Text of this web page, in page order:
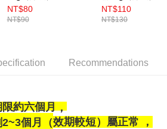
NT$80
NT$90
NT$110
NT$130
Recommendations
約六個月
，
個月（效期較短） 屬正常
，